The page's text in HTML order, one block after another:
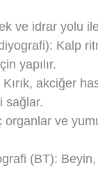
ve idrar yolu
Kalp
yapılır.
akciğer
sağlar.
ve
(BT):